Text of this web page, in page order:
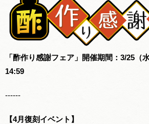
「酢作り感謝フェア」開催期間：3/25（
14:59
------
【4月復刻イベント】